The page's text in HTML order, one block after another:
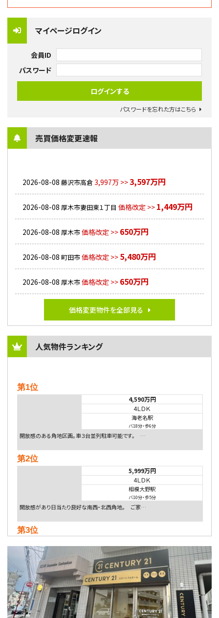
マイページログイン
会員ID
パスワード
パスワードを忘れた方はこちら
売買価格変更速報
2026-08-08 藤沢市高倉3,997万 >>3,597万円
2026-08-08 厚木市妻田東１丁目 価格改定 >> 1,449万円
2026-08-08 厚木市価格改定 >> 650万円
2026-08-08 町田市価格改定 >> 5,480万円
2026-08-08 厚木市価格改定 >> 650万円
価格変更物件を全部見る
人気物件ランキング
第1位
4,590万円
4ＬＤＫ
海老名駅
バ18分・歩6分
開放感のある角地区画。車３台並列駐車可能です。 …
第2位
5,999万円
4ＬＤＫ
相模大野駅
バ10分・歩5分
開放感があり日当たり良好な南西・北西角地。 ご家…
第3位
4ＬＤＫ
相模大野駅
バ9分・歩4分
２０１５年６月築、積水ハウス施工住宅です。 南東…
第4位
4,080万円